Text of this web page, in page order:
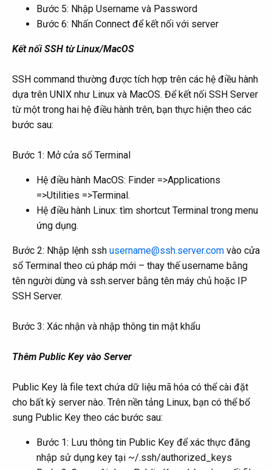
Bước 5: Nhập Username và Password
Bước 6: Nhấn Connect để kết nối với server
Kết nối SSH từ Linux/MacOS
SSH command thường được tích hợp trên các hệ điều hành
dựa trên UNIX như Linux và MacOS. Để kết nối SSH Server
từ một trong hai hệ điều hành trên, bạn thực hiện theo các
bước sau:
Bước 1: Mở cửa sổ Terminal
Hệ điều hành MacOS: Finder =>Applications
=>Utilities =>Terminal.
Hệ điều hành Linux: tìm shortcut Terminal trong menu
ứng dụng.
Bước 2: Nhập lệnh ssh username@ssh.server.com vào cửa
sổ Terminal theo cú pháp mới – thay thế username bằng
tên người dùng và ssh.server bằng tên máy chủ hoặc IP
SSH Server.
Bước 3: Xác nhận và nhập thông tin mật khẩu
Thêm Public Key vào Server
Public Key là file text chứa dữ liệu mã hóa có thể cài đặt
cho bất kỳ server nào. Trên nền tảng Linux, bạn có thể bổ
sung Public Key theo các bước sau:
Bước 1: Lưu thông tin Public Key để xác thực đăng
nhập sử dụng key tại ~/.ssh/authorized_keys